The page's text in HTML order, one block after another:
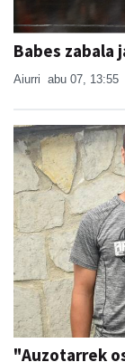
Babes zabala
Aiurri abu 07, 13:55
"Auzotarrek